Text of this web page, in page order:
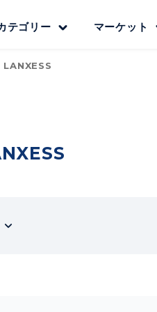
テゴリー マーケット
LANXESS